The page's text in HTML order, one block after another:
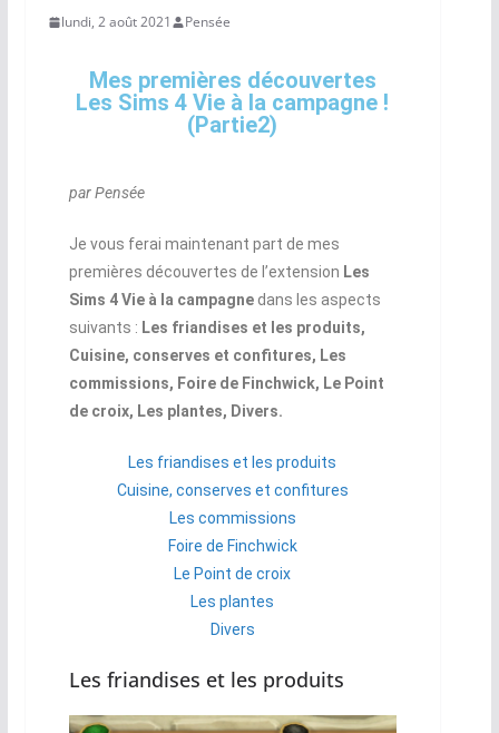
lundi, 2 août 2021 Pensée
Mes premières découvertes
Les Sims 4 Vie à la campagne !
(Partie2)
par Pensée
Je vous ferai maintenant part de mes
premières découvertes de l’extension Les
Sims 4 Vie à la campagnedans les aspects
suivants : Les friandises et les produits,
Cuisine, conserves et confitures, Les
commissions, Foire de Finchwick, Le Point
de croix, Les plantes, Divers.
Les friandises et les produits
Cuisine, conserves et confitures
Les commissions
Foire de Finchwick
Le Point de croix
Les plantes
Divers
Les friandises et les produits